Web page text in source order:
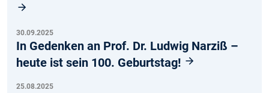
30.09.2025
In Gedenken an Prof. Dr. Ludwig Narziß –
heute ist sein 100. Geburtstag!
25.08.2025